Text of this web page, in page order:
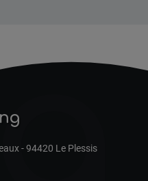
- 94420 Le Plessis